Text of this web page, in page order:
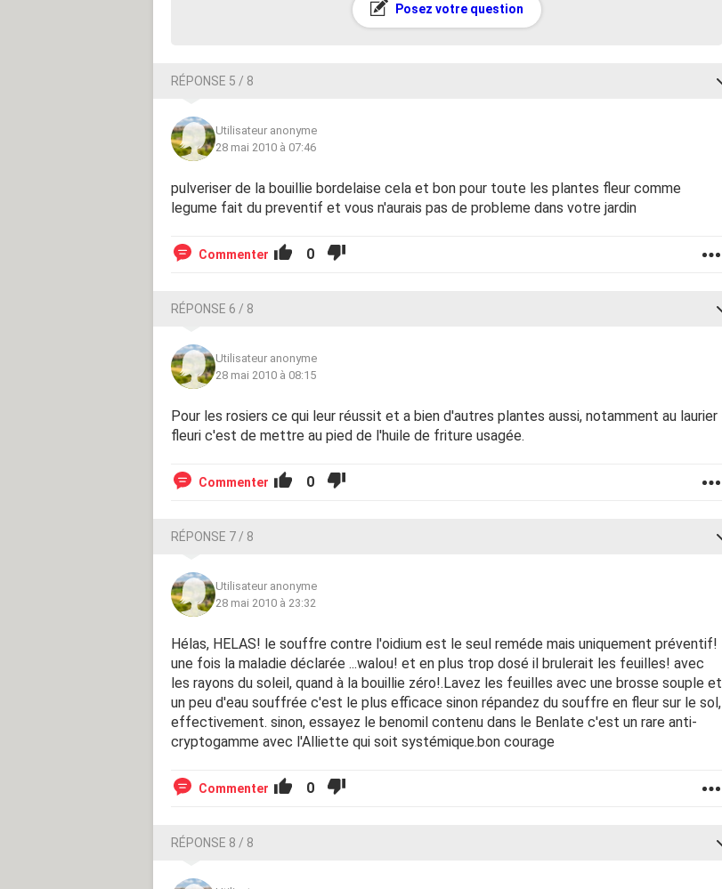
Posez votre question
RÉPONSE 5 / 8
Utilisateur anonyme
28 mai 2010 à 07:46
pulveriser de la bouillie bordelaise cela et bon pour toute les plantes fleur comme
legume fait du preventif et vous n'aurais pas de probleme dans votre jardin
Commenter 0
RÉPONSE 6 / 8
Utilisateur anonyme
28 mai 2010 à 08:15
Pour les rosiers ce qui leur réussit et a bien d'autres plantes aussi, notamment au laurier
fleuri c'est de mettre au pied de l'huile de friture usagée.
Commenter 0
RÉPONSE 7 / 8
Utilisateur anonyme
28 mai 2010 à 23:32
Hélas, HELAS! le souffre contre l'oidium est le seul reméde mais uniquement préventif!
une fois la maladie déclarée ...walou! et en plus trop dosé il brulerait les feuilles! avec
les rayons du soleil, quand à la bouillie zéro!.Lavez les feuilles avec une brosse souple et
un peu d'eau souffrée c'est le plus efficace sinon répandez du souffre en fleur sur le sol,
effectivement. sinon, essayez le benomil contenu dans le Benlate c'est un rare anti-
cryptogamme avec l'Alliette qui soit systémique.bon courage
Commenter 0
RÉPONSE 8 / 8